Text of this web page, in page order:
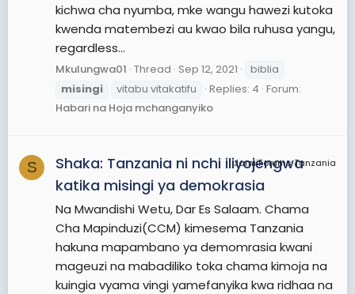
kichwa cha nyumba, mke wangu hawezi kutoka
kwenda matembezi au kwao bila ruhusa yangu,
regardless...
Mkulungwa01 Thread Sep 12, 2021
biblia
misingi
vitabu vitakatifu Replies: 4 Forum:
Habari na Hoja mchanganyiko
S JamiiForums Tanzania
Shaka: Tanzania ni nchi iliyojengwa
katika misingi ya demokrasia
Na Mwandishi Wetu, Dar Es Salaam. Chama
Cha Mapinduzi(CCM) kimesema Tanzania
hakuna mapambano ya demomrasia kwani
mageuzi na mabadiliko toka chama kimoja na
kuingia vyama vingi yamefanyika kwa ridhaa na